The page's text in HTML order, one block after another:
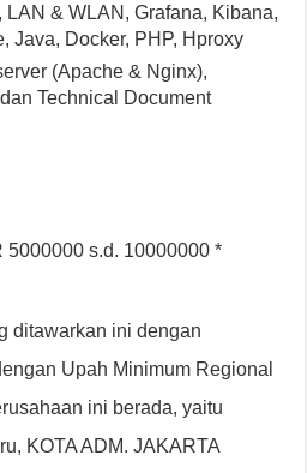
LAN & WLAN, Grafana, Kibana,
Java, Docker, PHP, Hproxy
(Apache & Nginx),
Technical Document
5000000 s.d. 10000000 *
ditawarkan ini dengan
Upah Minimum Regional
ini berada, yaitu
KOTA ADM. JAKARTA